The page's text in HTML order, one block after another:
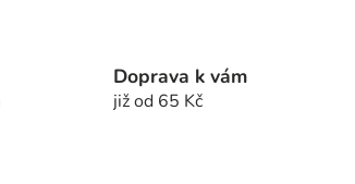
Doprava k vám
již od 65 Kč